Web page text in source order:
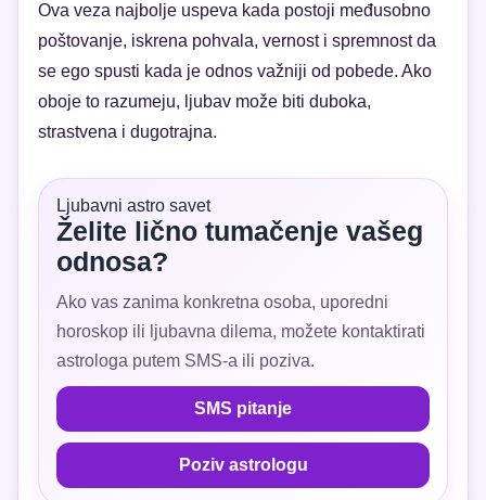
Ova veza najbolje uspeva kada postoji međusobno
poštovanje, iskrena pohvala, vernost i spremnost da
se ego spusti kada je odnos važniji od pobede. Ako
oboje to razumeju, ljubav može biti duboka,
strastvena i dugotrajna.
Ljubavni astro savet
Želite lično tumačenje vašeg
odnosa?
Ako vas zanima konkretna osoba, uporedni
horoskop ili ljubavna dilema, možete kontaktirati
astrologa putem SMS-a ili poziva.
SMS pitanje
Poziv astrologu